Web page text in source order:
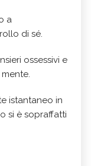
a
di sé.
ossessivi e
istantaneo in
si è sopraffatti